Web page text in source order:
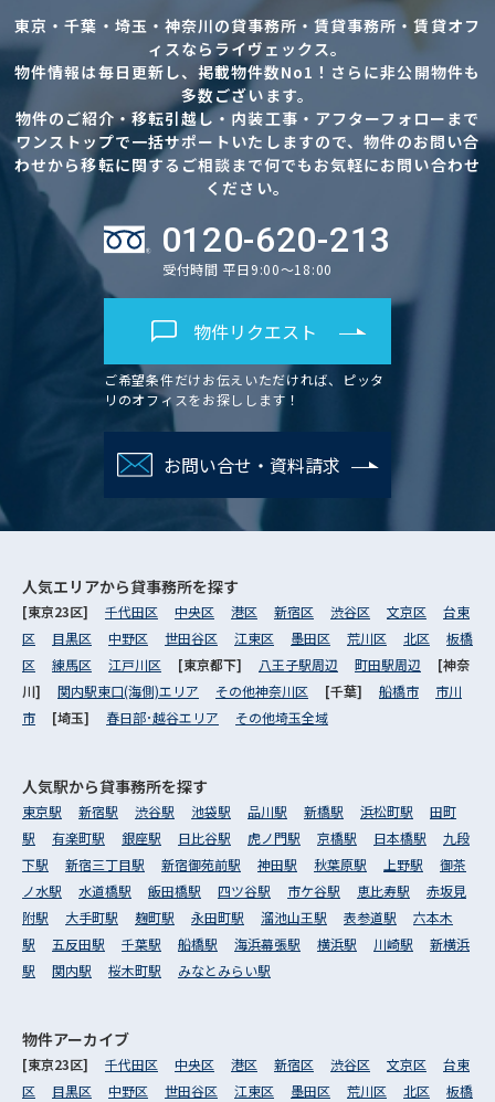
東京・千葉・埼玉・神奈川の貸事務所・賃貸事務所・賃貸オフ
ィスならライヴェックス。
物件情報は毎日更新し、掲載物件数No1！さらに非公開物件も
多数ございます。
物件のご紹介・移転引越し・内装工事・アフターフォローまで
ワンストップで一括サポートいたしますので、物件のお問い合
わせから移転に関するご相談まで何でもお気軽にお問い合わせ
ください。
0120-620-213
受付時間 平日9:00～18:00
物件リクエスト
ご希望条件だけお伝えいただければ、ピッタ
リのオフィスをお探しします！
お問い合せ・資料請求
人気エリアから貸事務所を探す
[東京23区] 千代田区 中央区 港区 新宿区 渋谷区 文京区
台東
区
目黒区 中野区 世田谷区 江東区 墨田区 荒川区 北区
板橋
区
練馬区 江戸川区 [東京都下] 八王子駅周辺 町田駅周辺
[神奈
川] 関内駅東口(海側)エリア その他神奈川区 [千葉] 船橋市
市川
市
[埼玉] 春日部･越谷エリア その他埼玉全域
人気駅から貸事務所を探す
東京駅 新宿駅 渋谷駅 池袋駅 品川駅 新橋駅 浜松町駅
田町
駅
有楽町駅 銀座駅 日比谷駅 虎ノ門駅 京橋駅 日本橋駅
九段
下駅
新宿三丁目駅 新宿御苑前駅 神田駅 秋葉原駅 上野駅
御茶
ノ水駅
水道橋駅 飯田橋駅 四ツ谷駅 市ケ谷駅 恵比寿駅
赤坂見
附駅
大手町駅 麹町駅 永田町駅 溜池山王駅 表参道駅
六本木
駅
五反田駅 千葉駅 船橋駅 海浜幕張駅 横浜駅 川崎駅
新横浜
駅
関内駅 桜木町駅 みなとみらい駅
物件アーカイブ
[東京23区] 千代田区 中央区 港区 新宿区 渋谷区 文京区
台東
区
目黒区 中野区 世田谷区 江東区 墨田区 荒川区 北区 板橋